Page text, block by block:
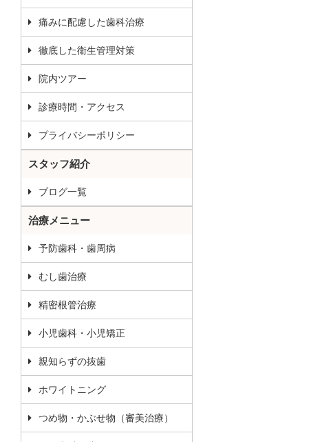
痛みに配慮した歯科治療
徹底した衛生管理対策
院内ツアー
診療時間・アクセス
プライバシーポリシー
スタッフ紹介
ブログ一覧
治療メニュー
予防歯科・歯周病
むし歯治療
精密根管治療
小児歯科・小児矯正
親知らずの抜歯
ホワイトニング
つめ物・かぶせ物（審美治療）